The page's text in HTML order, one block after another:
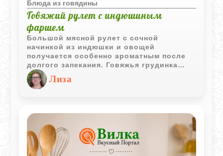
Блюда из говядины
Говяжий рулет с индюшиным
фаршем
Большой мясной рулет с сочной
начинкой из индюшки и овощей
получается особенно ароматным после
долгого запекания. Говяжья грудинка
становится мягкой, а внутри сохраняется
насыщенный мясной сок.
Лиза